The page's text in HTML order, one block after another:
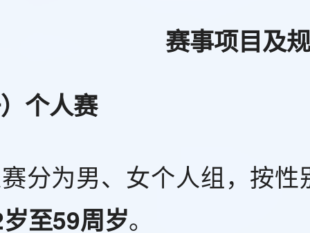
赛事项目及
个人赛
分为男、女个人组，按性
至59周岁。